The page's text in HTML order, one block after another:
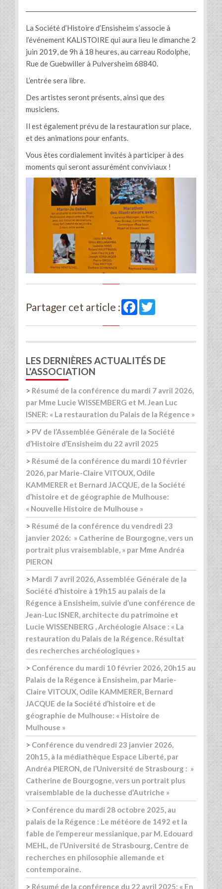
La Société d’Histoire d’Ensisheim s’associe à
l’événement KALISTOIRE qui aura lieu le dimanche 2
juin 2019, de 9h à 18 heures, au carreau Rodolphe,
Rue de Guebwiller à Pulversheim 68840.
L’entrée sera libre.
Des artistes seront présents, ainsi que des
musiciens.
Il est également prévu de la restauration sur place,
et des animations pour enfants.
Vous êtes cordialement invités à participer à des
moments qui seront assurémént conviviaux !
Partager cet article : Facebook
LES DERNIÈRES ACTUALITÉS DE
L'ASSOCIATION
> Résumé de la conférence du mardi 7 avril 2026,
par Mme Lucie WISSEMBERG et M. Jean Luc
ISNER: « La restauration du Palais de la Régence »
> PV de l’Assemblée Générale de la Société
d’Histoire d’Ensisheim du 22 avril 2025
> Résumé de la conférence du mardi 10 février
2026, par Marie-Claire VITOUX, Odile
KAMMERER et Bernard JACQUE, de la Société
d’histoire et de géographie de Mulhouse:
« Nouvelle Histoire de Mulhouse »
> Résumé de la conférence du vendredi 23
janvier 2026: » Catherine de Bourgogne, vers un
portrait plus vraisemblable, » par Mme Andréa
PIERON
> Mardi 7 avril 2026, Assemblée Générale de la
Société d’histoire à 19h15 au palais de la
Régence à Ensisheim, suivie d’une conférence de
Jean-Luc ISNER, architecte du patrimoine et
Lucie WISSENBERG , Archéologie Alsace : « La
restauration du Palais de la Régence. Résultat
des recherches archéologiques »
> Conférence du mardi 10 février 2026, 20h15 au
Palais de la Régence à Ensisheim, par Marie-
Claire VITOUX, Odile KAMMERER, Bernard
JACQUE de la Société d’histoire et de
géographie de Mulhouse: « Histoire de
Mulhouse »
> Conférence du vendredi 23 janvier 2026,
20h15, à la médiathèque Espace Liberté, par
Andréa PIERON, de l’Université de Strasbourg : »
Catherine de Bourgogne, vers un portrait plus
vraisemblable de la duchesse d’Autriche »
> Conférence du mardi 28 octobre 2025, au
palais de la Régence : Le météore de 1492 et la
fable de l’empereur messianique, par M. Edouard
MEHL, de l’Université de Strasbourg, Centre de
recherches en philosophie allemande et
contemporaine.
> Résumé de la conférence du 22 avril 2025: « En